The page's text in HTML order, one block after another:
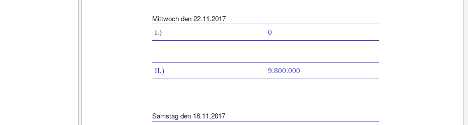
Mittwoch den 22.11.2017
I.) 0
II.) 9.800.000
Samstag den 18.11.2017